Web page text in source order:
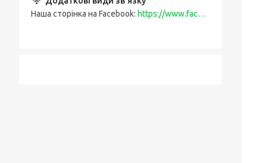
Наша сторінка на Facebook https://www.facebook.com/rosy.poltava